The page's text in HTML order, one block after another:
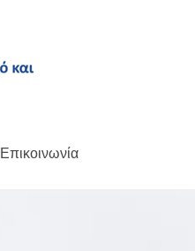
Επικοινωνία